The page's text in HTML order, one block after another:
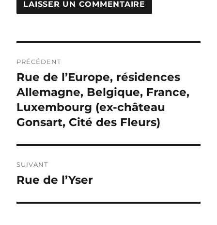
de
l’article
PRÉCÉDENT
Publication
précédente :
Rue de l’Europe, résidences
Allemagne, Belgique, France,
Luxembourg (ex-château
Gonsart, Cité des Fleurs)
SUIVANT
Publication
Rue de l’Yser